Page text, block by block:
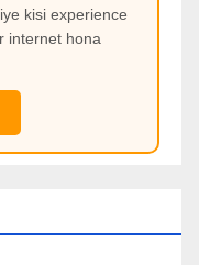
kisi experience
internet hona